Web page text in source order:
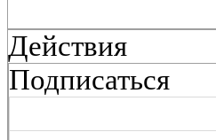
Действия
Подписаться